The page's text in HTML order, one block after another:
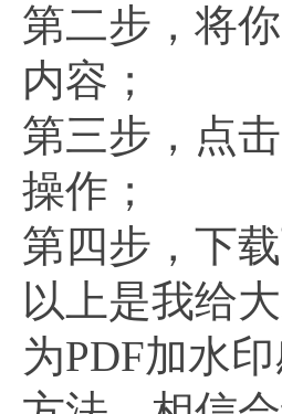
第二步，将
内容；
第三步，点
操作；
第四步，下
以上是我给
为PDF加水